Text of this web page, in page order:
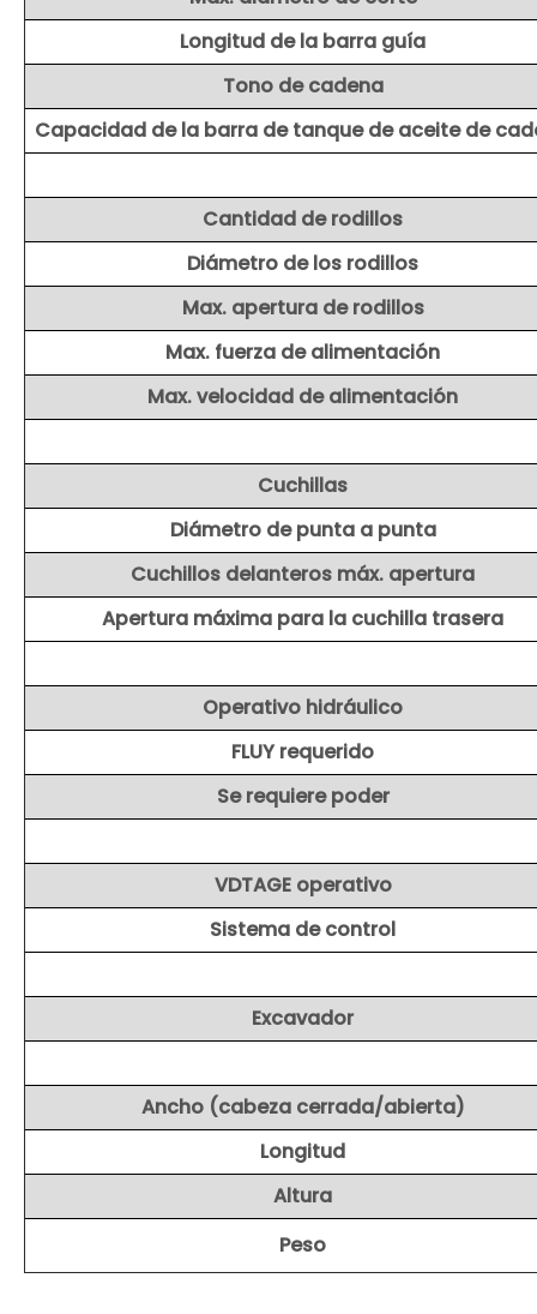
Longitud de la barra guía
Tono de cadena
Capacidad de la barra de tanque de aceite de
Cantidad de rodillos
Diámetro de los rodillos
Max. apertura de rodillos
Max. fuerza de alimentación
Max. velocidad de alimentación
Cuchillas
Diámetro de punta a punta
Cuchillos delanteros máx. apertura
Apertura máxima para la cuchilla trasera
Operativo hidráulico
FLUY requerido
Se requiere poder
VDTAGE operativo
Sistema de control
Excavador
Ancho (cabeza cerrada/abierta)
Longitud
Altura
Peso